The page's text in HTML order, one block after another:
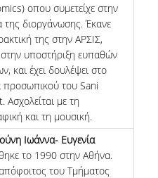
οπου συμετείχε στην
της διοργάνωσης. Έκανε
της στην ΑΡΣΙΣ,
υποστήριξη ευπαθών
και έχει δουλέψει στο
προσωπικού του Sani
Ασχολείται με τη
και τη μουσική.
Ιωάννα- Ευγενία
το 1990 στην Αθήνα.
του Τμήματος